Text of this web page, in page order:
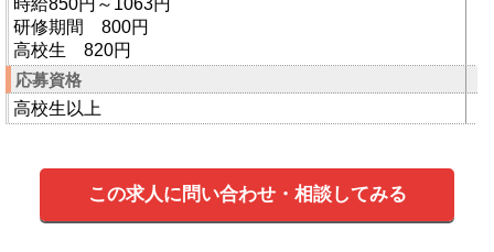
時給850円～1063円
研修期間 800円
高校生 820円
応募資格
高校生以上
この求人に問い合わせ・相談してみる